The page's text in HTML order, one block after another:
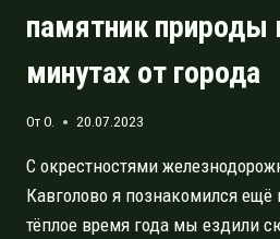
памятник природы
минутах от города
ОтO. 20.07.2023
С окрестностями
Кавголово я познакомился ещё
тёплое время года мы ездили